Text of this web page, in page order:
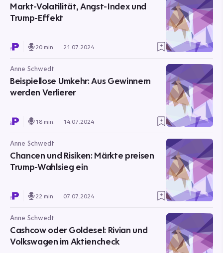
Markt-Volatilität, Angst-Index und
Trump-Effekt
20 min. 21.07.2024
Anne Schwedt
Beispiellose Umkehr: Aus Gewinnern
werden Verlierer
18 min. 14.07.2024
Anne Schwedt
Chancen und Risiken: Märkte preisen
Trump-Wahlsieg ein
22 min. 07.07.2024
Anne Schwedt
Cashcow oder Goldesel: Rivian und
Volkswagen im Aktiencheck